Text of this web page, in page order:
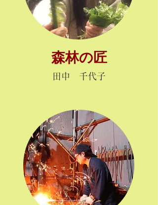
森林の匠
田中 千代子